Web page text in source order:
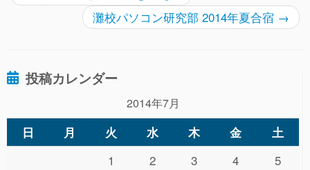
灘校パソコン研究部 2014年夏合宿 →
投稿カレンダー
2014年7月
日 月 火 水 木 金 土
1 2 3 4
5